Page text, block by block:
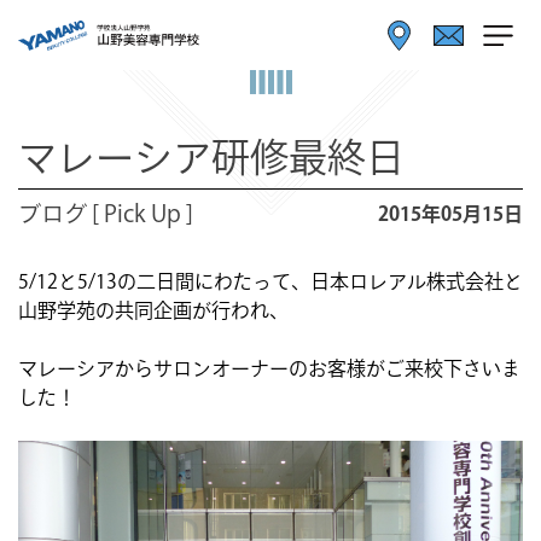
マレーシア研修最終日
ブログ [ Pick Up ] 2015年05月15日
5/12と5/13の二日間にわたって、日本ロレアル株式会社と
山野学苑の共同企画が行われ、
マレーシアからサロンオーナーのお客様がご来校下さいま
した！